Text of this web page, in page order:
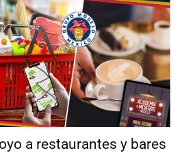
a restaurantes y bares